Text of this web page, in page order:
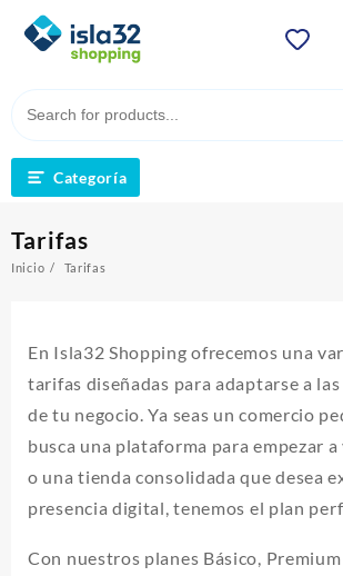
contenido
Categoría
Tarifas
Inicio Tarifas
En Isla32 Shopping ofrecemos una
tarifas diseñadas para adaptarse a
de tu negocio. Ya seas un comercio
busca una plataforma para empezar
o una tienda consolidada que desea
presencia digital, tenemos el plan
Con nuestros planes Básico,